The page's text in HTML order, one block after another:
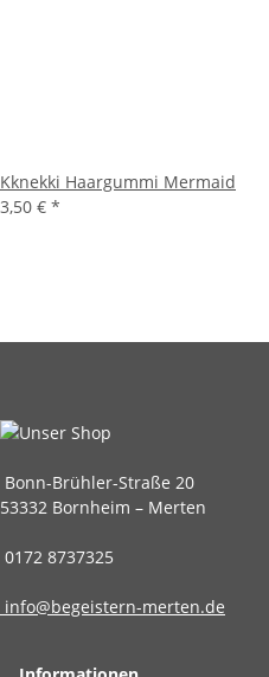
Kknekki Haargummi Mermaid
3,50 € *
Bonn-Brühler-Straße 20
53332 Bornheim – Merten
0172 8737325
info@begeistern-merten.de